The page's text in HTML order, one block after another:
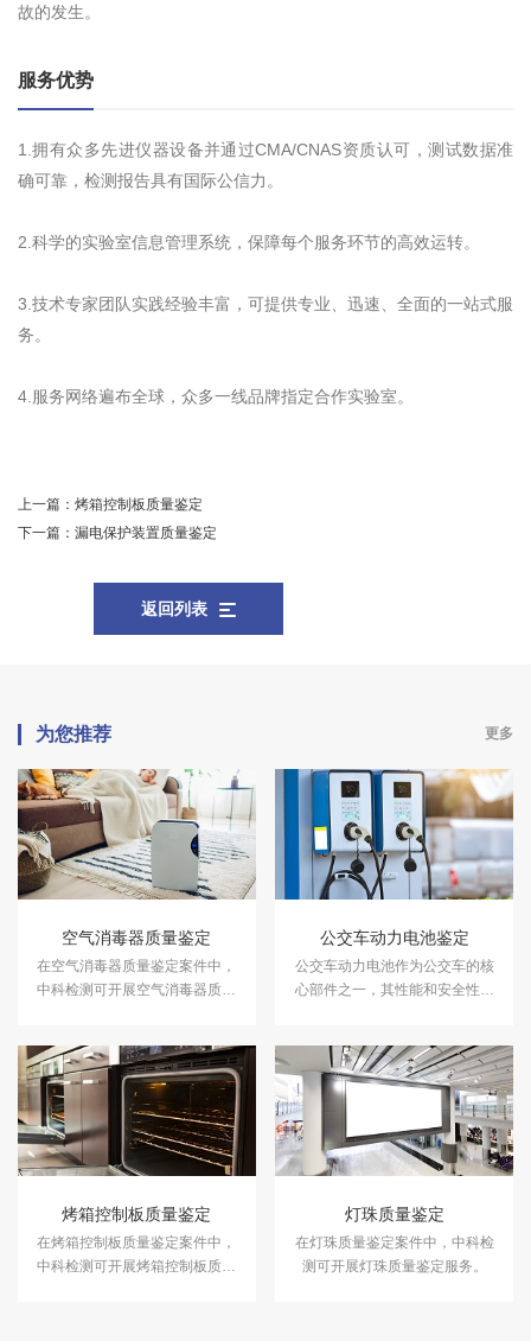
故的发生。
服务优势
1.拥有众多先进仪器设备并通过CMA/CNAS资质认可，测试数据准
确可靠，检测报告具有国际公信力。
2.科学的实验室信息管理系统，保障每个服务环节的高效运转。
3.技术专家团队实践经验丰富，可提供专业、迅速、全面的一站式服
务。
4.服务网络遍布全球，众多一线品牌指定合作实验室。
上一篇： 烤箱控制板质量鉴定
下一篇： 漏电保护装置质量鉴定
返回列表
为您推荐 更多
空气消毒器质量鉴定
在空气消毒器质量鉴定案件中，
中科检测可开展空气消毒器质量
公交车动力电池鉴定
公交车动力电池作为公交车的核
心部件之一，其性能和安全性对
务。
烤箱控制板质量鉴定
在烤箱控制板质量鉴定案件中，
中科检测可开展烤箱控制板质量
灯珠质量鉴定
在灯珠质量鉴定案件中，中科检
测可开展灯珠质量鉴定服务。